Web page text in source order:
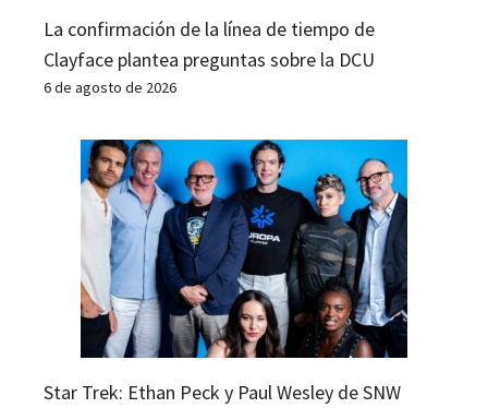
La confirmación de la línea de tiempo de
Clayface plantea preguntas sobre la DCU
6 de agosto de 2026
Star Trek: Ethan Peck y Paul Wesley de SNW